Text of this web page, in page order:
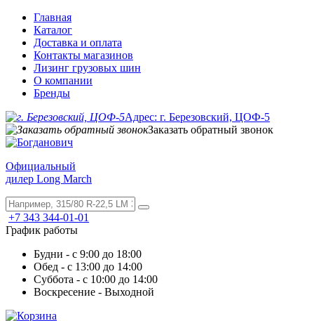
Главная
Каталог
Доставка и оплата
Контакты магазинов
Лизинг грузовых шин
О компании
Бренды
Адрес: г. Березовский, ЦОФ-5
Заказать обратный звонок
Официальный
дилер Long March
+7 343 344-01-01
График работы
Будни - с 9:00 до 18:00
Обед - с 13:00 до 14:00
Суббота - с 10:00 до 14:00
Воскресение - Выходной